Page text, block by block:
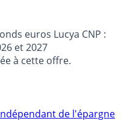
euros Lucya CNP :
et 2027
à cette offre.
de l'épargne